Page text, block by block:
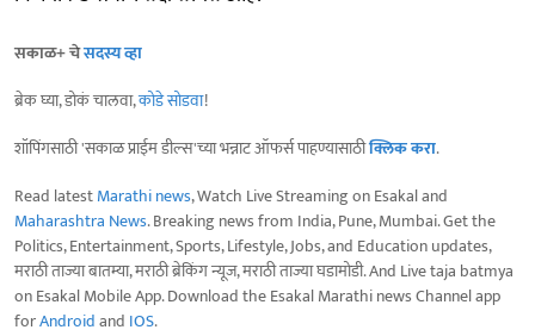
सकाळ+ चेसदस्य व्हा
ब्रेक घ्या, डोकं चालवा,कोडे सोडवा!
शॉपिंगसाठी 'सकाळ प्राईम डील्स'च्या भन्नाट ऑफर्स पाहण्यासाठीक्लिक करा.
Read latestMarathi news, Watch Live Streaming on Esakal and
Maharashtra News. Breaking news from India, Pune, Mumbai. Get the
Politics, Entertainment, Sports, Lifestyle, Jobs, and Education updates,
मराठी ताज्या बातम्या, मराठी ब्रेकिंग न्यूज, मराठी ताज्या घडामोडी. And Live taja batmya
on Esakal Mobile App. Download the Esakal Marathi news Channel app
forAndroidand IOS.